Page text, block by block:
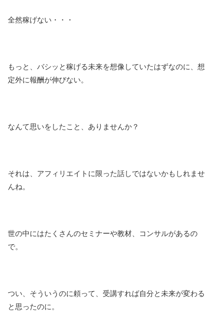
全然稼げない・・・
もっと、バシッと稼げる未来を想像していたはずなのに、想
定外に報酬が伸びない。
なんて思いをしたこと、ありませんか？
それは、アフィリエイトに限った話しではないかもしれませ
んね。
世の中にはたくさんのセミナーや教材、コンサルがあるの
で。
つい、そういうのに頼って、受講すれば自分と未来が変わる
と思ったのに。